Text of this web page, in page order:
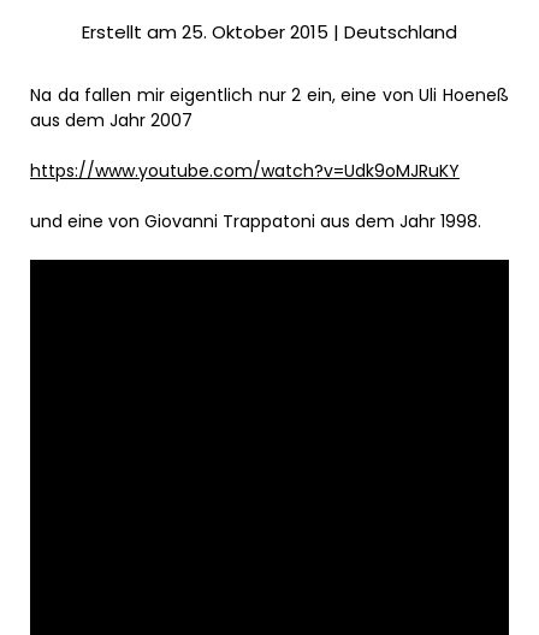
Erstellt am 25. Oktober 2015 | Deutschland
Na da fallen mir eigentlich nur 2 ein, eine von Uli Hoeneß
aus dem Jahr 2007
https://www.youtube.com/watch?v=Udk9oMJRuKY
und eine von Giovanni Trappatoni aus dem Jahr 1998.